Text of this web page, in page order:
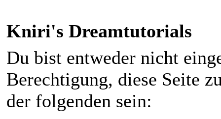
Kniri's Dreamtutorials
Du bist entweder nicht
Berechtigung, diese Seite
der folgenden sein: